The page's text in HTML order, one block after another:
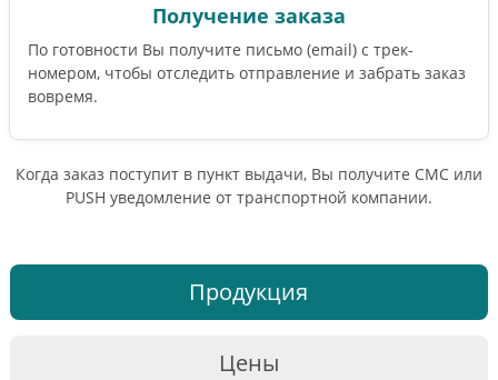
Получение заказа
По готовности Вы получите письмо (email) c трек-
номером, чтобы отследить отправление и забрать заказ
вовремя.
Когда заказ поступит в пункт выдачи, Вы получите СМС или
PUSH уведомление от транспортной компании.
Продукция
Цены